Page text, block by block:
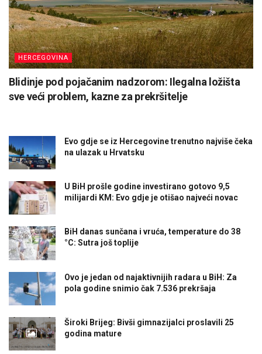
HERCEGOVINA
Blidinje pod pojačanim nadzorom: Ilegalna ložišta
sve veći problem, kazne za prekršitelje
Evo gdje se iz Hercegovine trenutno najviše čeka
na ulazak u Hrvatsku
U BiH prošle godine investirano gotovo 9,5
milijardi KM: Evo gdje je otišao najveći novac
BiH danas sunčana i vruća, temperature do 38
°C: Sutra još toplije
Ovo je jedan od najaktivnijih radara u BiH: Za
pola godine snimio čak 7.536 prekršaja
Široki Brijeg: Bivši gimnazijalci proslavili 25
godina mature